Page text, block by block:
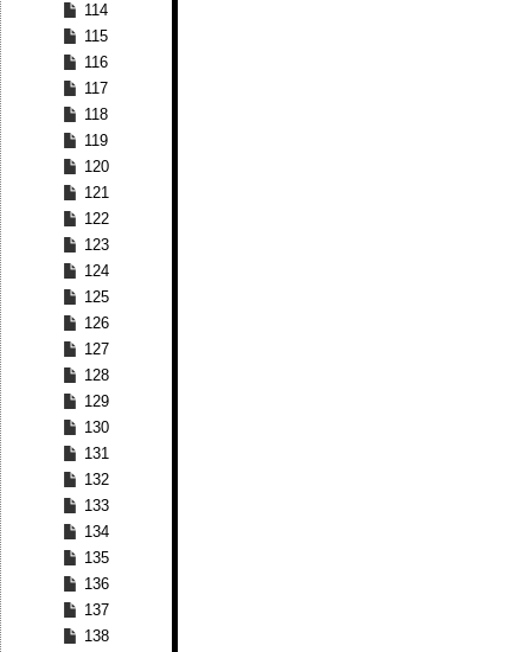
114
115
116
117
118
119
120
121
122
123
124
125
126
127
128
129
130
131
132
133
134
135
136
137
138